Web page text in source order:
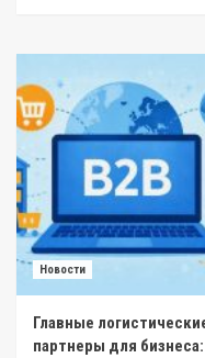
Новости
Главные
партнеры для бизнеса: